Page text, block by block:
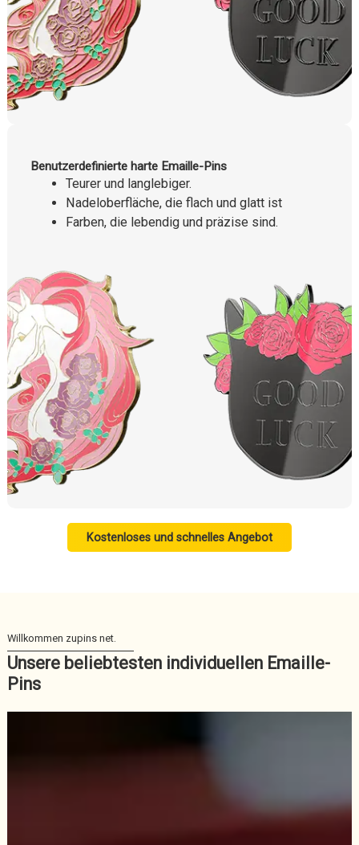
Benutzerdefinierte harte Emaille-Pins
Teurer und langlebiger.
Nadeloberfläche, die flach und glatt ist
Farben, die lebendig und präzise sind.
Kostenloses und schnelles Angebot
Unsere beliebtesten individuellen Emaille-
Pins